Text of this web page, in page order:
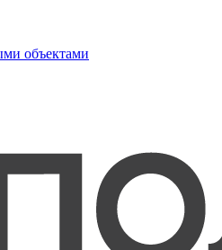
объектами